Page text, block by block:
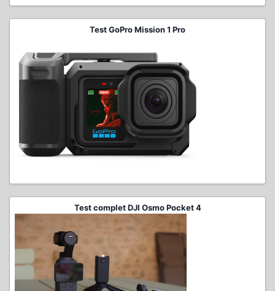
Test GoPro Mission 1 Pro
Test complet DJI Osmo Pocket 4